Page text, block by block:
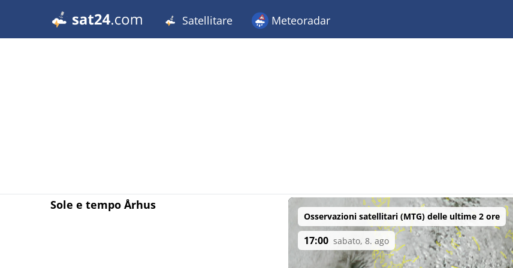
Satellitare Meteoradar
Sole e tempo Århus
Osservazioni satellitari (MTG) delle ultime 2 ore
17:00 sabato, 8. ago